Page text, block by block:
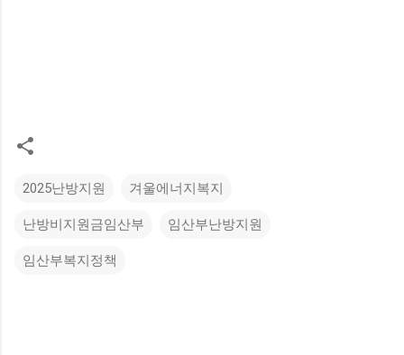
2025난방지원 겨울에너지복지
난방비지원금임산부 임산부난방지원
임산부복지정책